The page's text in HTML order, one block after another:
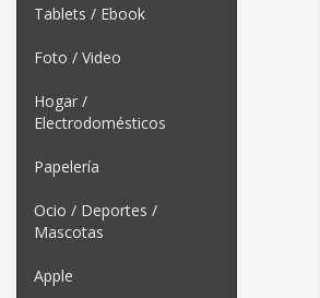
Tablets / Ebook
Foto / Video
Hogar /
Electrodomésticos
Papelería
Ocio / Deportes /
Mascotas
Apple